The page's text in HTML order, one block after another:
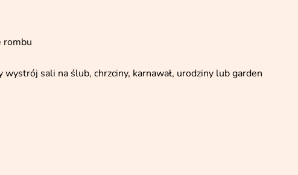
rombu
sali na ślub, chrzciny, karnawał, urodziny lub garden